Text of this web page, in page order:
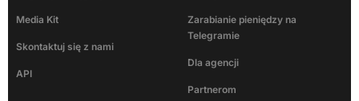
Media Kit
Skontaktuj się z nami
API
Zarabianie pieniędzy na
Telegramie
Dla agencji
Partnerom